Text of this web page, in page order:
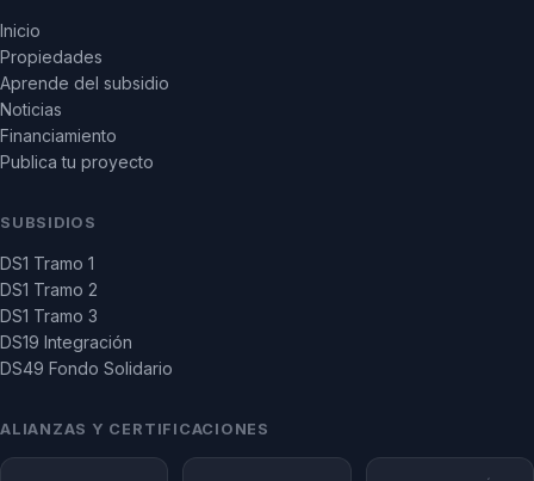
Inicio
Propiedades
Aprende del subsidio
Noticias
Financiamiento
Publica tu proyecto
SUBSIDIOS
DS1 Tramo 1
DS1 Tramo 2
DS1 Tramo 3
DS19 Integración
DS49 Fondo Solidario
ALIANZAS Y CERTIFICACIONES